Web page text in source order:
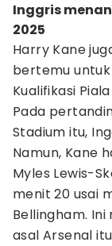
Inggris
2025
Harry Kane
bertemu
Kualifikasi
Pada
Stadium itu,
Namun, Kane
Myles Lewis-
menit 20 usai
Bellingham.
asal Arsenal